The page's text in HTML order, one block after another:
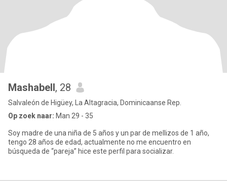
Mashabell, 28
Salvaleón de Higüey, La Altagracia, Dominicaanse Rep.
Op zoek naar: Man 29 - 35
Soy madre de una niña de 5 años y un par de mellizos de 1 año,
tengo 28 años de edad, actualmente no me encuentro en
búsqueda de “pareja” hice este perfil para socializar.